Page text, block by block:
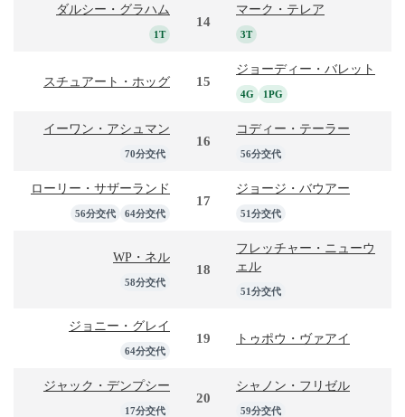
ダルシー・グラハム
1T
14
マーク・テレア
3T
スチュアート・ホッグ 15
ジョーディー・バレット
4G 1PG
イーワン・アシュマン
70分交代
16
コディー・テーラー
56分交代
ローリー・サザーランド
56分交代 64分交代
17
ジョージ・バウアー
51分交代
WP・ネル
58分交代
18
フレッチャー・ニューウ
ェル
51分交代
ジョニー・グレイ
64分交代
19 トゥポウ・ヴァアイ
ジャック・デンプシー
17分交代
20
シャノン・フリゼル
59分交代